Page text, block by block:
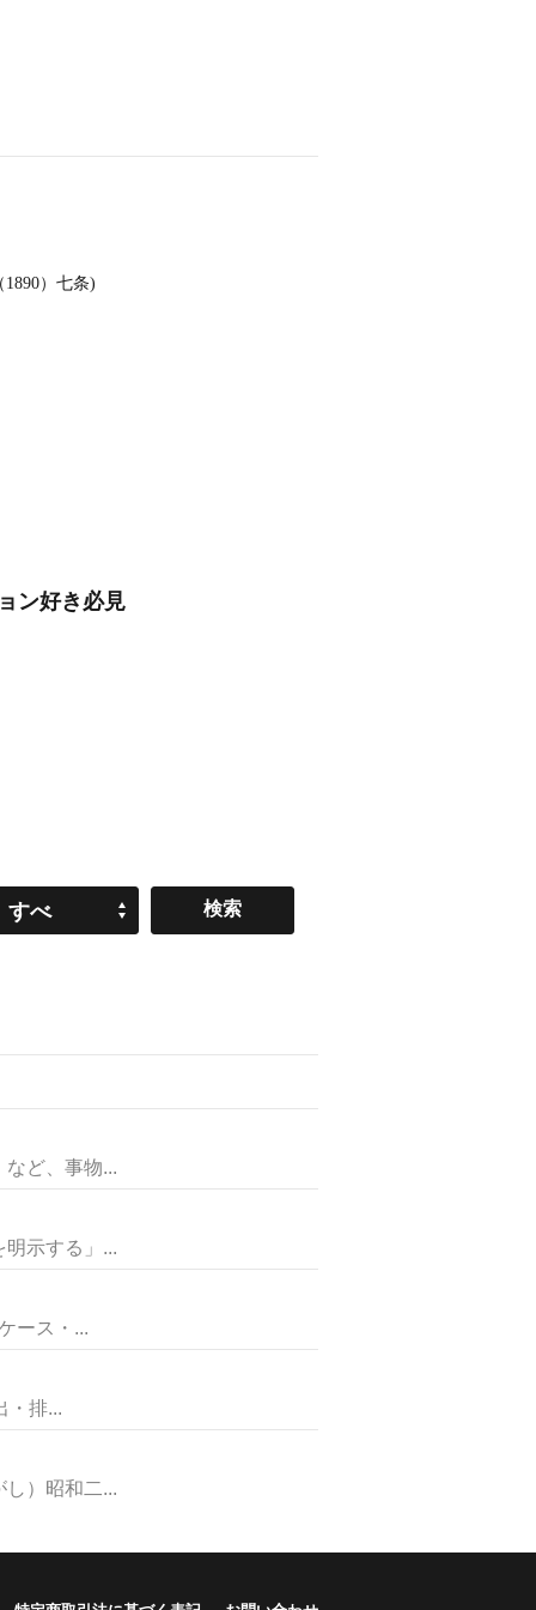
）七条)
ン好き必見
すべ
ど、事物...
示する」...
ース・...
排...
）昭和二...